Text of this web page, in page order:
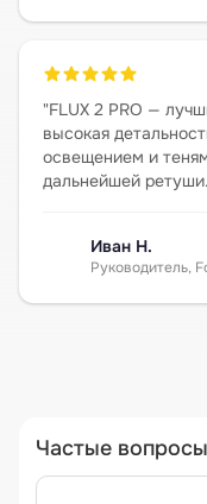
"FLUX 2 PRO —
высокая
освещением и
дальнейшей ретуши.
Иван Н.
Руководитель,
Частые вопросы